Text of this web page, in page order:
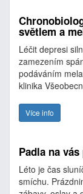
světlem a
Léčit depresi
zamezením
podáváním
klinika
Více info
Padla na
Léto je čas
smíchu.